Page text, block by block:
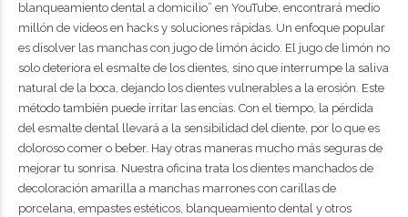
blanqueamiento dental a domicilio” en YouTube, encontrará medio
millón de videos en hacks y soluciones rápidas. Un enfoque popular
es disolver las manchas con jugo de limón ácido. El jugo de limón no
solo deteriora el esmalte de los dientes, sino que interrumpe la saliva
natural de la boca, dejando los dientes vulnerables a la erosión. Este
método también puede irritar las encías. Con el tiempo, la pérdida
del esmalte dental llevará a la sensibilidad del diente, por lo que es
doloroso comer o beber. Hay otras maneras mucho más seguras de
mejorar tu sonrisa. Nuestra oficina trata los dientes manchados de
decoloración amarilla a manchas marrones con carillas de
porcelana, empastes estéticos, blanqueamiento dental y otros